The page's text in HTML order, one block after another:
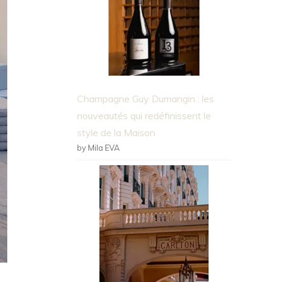
Champagne Guy Dumangin : les
nouveautés qui redéfinissent le
style de la Maison
by Mila EVA